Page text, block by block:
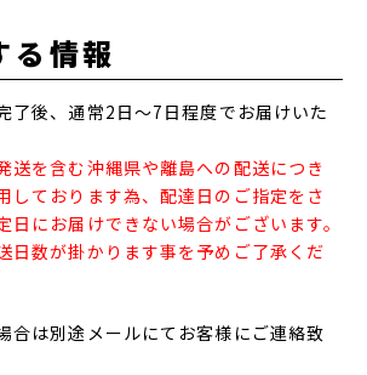
る情報
了後、通常2日～7日程度でお届けいた
送を含む沖縄県や離島への配送につき
しております為、配達日のご指定をさ
日にお届けできない場合がございます。
日数が掛かります事を予めご了承くだ
合は別途メールにてお客様にご連絡致